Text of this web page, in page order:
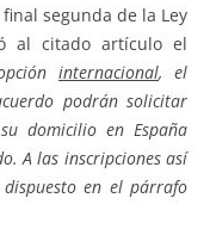
segunda de la Ley
al citado artículo el
internacional, el
podrán solicitar
domicilio en España
A las ins­cripciones así
en el párrafo